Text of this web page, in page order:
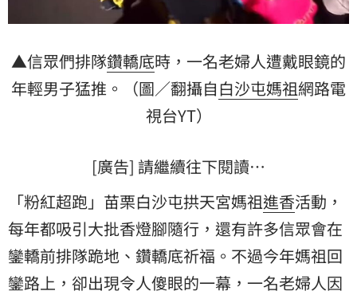
▲信眾們排隊鑽轎底時，一名老婦人遭戴眼鏡的
年輕男子猛推。（圖／翻攝自白沙屯媽祖網路電
視台YT）
[廣告] 請繼續往下閱讀…
「粉紅超跑」苗栗白沙屯拱天宮媽祖進香活動，
每年都吸引大批香燈腳隨行，還有許多信眾會在
鑾轎前排隊跪地、鑽轎底祈福。不過今年媽祖回
鑾路上，卻出現令人傻眼的一幕，一名老婦人因